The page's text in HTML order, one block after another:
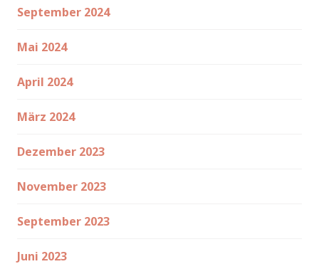
September 2024
Mai 2024
April 2024
März 2024
Dezember 2023
November 2023
September 2023
Juni 2023